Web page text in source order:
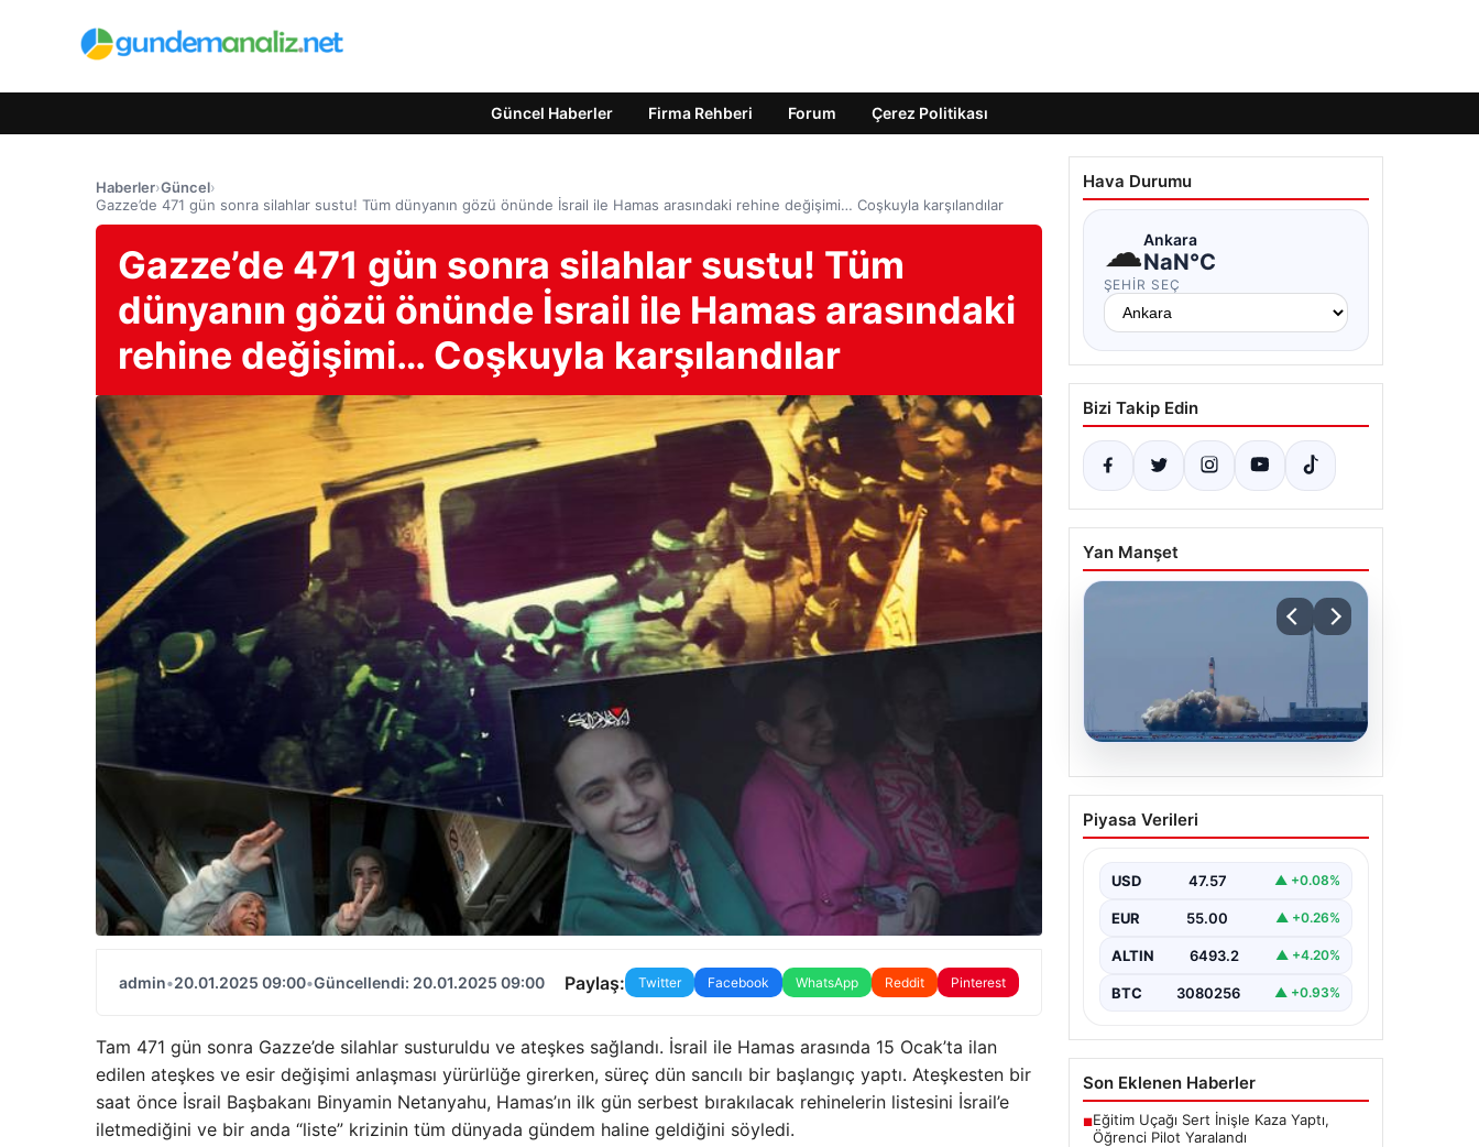
Güncel Haberler Firma Rehberi Forum Çerez Politikası
Haberler›Güncel›
Gazze’de 471 gün sonra silahlar sustu! Tüm dünyanın gözü önünde İsrail ile Hamas arasındaki rehine değişimi… Coşkuyla karşılandılar
Gazze’de 471 gün sonra silahlar sustu! Tüm
dünyanın gözü önünde İsrail ile Hamas arasındaki
rehine değişimi… Coşkuyla karşılandılar
admin•20.01.2025 09:00•Güncellendi: 20.01.2025 09:00 Paylaş: Twitter Facebook WhatsApp Reddit Pinterest
Tam 471 gün sonra Gazze’de silahlar susturuldu ve ateşkes sağlandı. İsrail ile Hamas arasında 15 Ocak’ta ilan
edilen ateşkes ve esir değişimi anlaşması yürürlüğe girerken, süreç dün sancılı bir başlangıç ​​yaptı. Ateşkesten bir
saat önce İsrail Başbakanı Binyamin Netanyahu, Hamas’ın ilk gün serbest bırakılacak rehinelerin listesini İsrail’e
iletmediğini ve bir anda “liste” krizinin tüm dünyada gündem haline geldiğini söyledi.
Hava Durumu
☁Ankara
NaN°C
ŞEHIR SEÇ
Bizi Takip Edin
Yan Manşet
Çin, 2 hiperspektral
görüntüleme uydusunu
Piyasa Verileri
USD 47.57 ▲ +0.08%
EUR 55.00 ▲ +0.26%
ALTIN 6493.2 ▲ +4.20%
BTC 3080256 ▲ +0.93%
Son Eklenen Haberler
■Eğitim Uçağı Sert İnişle Kaza Yaptı,
Öğrenci Pilot Yaralandı